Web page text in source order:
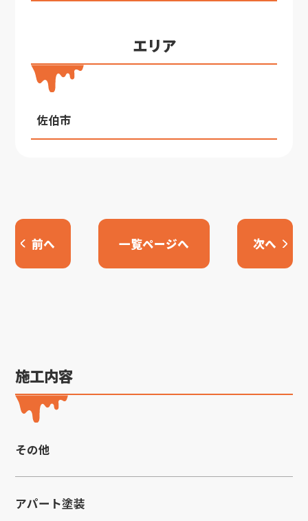
エリア
佐伯市
前へ 一覧ページへ 次へ
施工内容
その他
アパート塗装